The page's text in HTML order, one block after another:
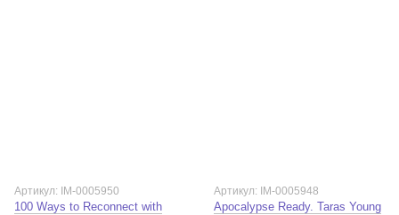
Артикул: IM-0005950
100 Ways to Reconnect with
Артикул: IM-0005948
Apocalypse Ready. Taras Young